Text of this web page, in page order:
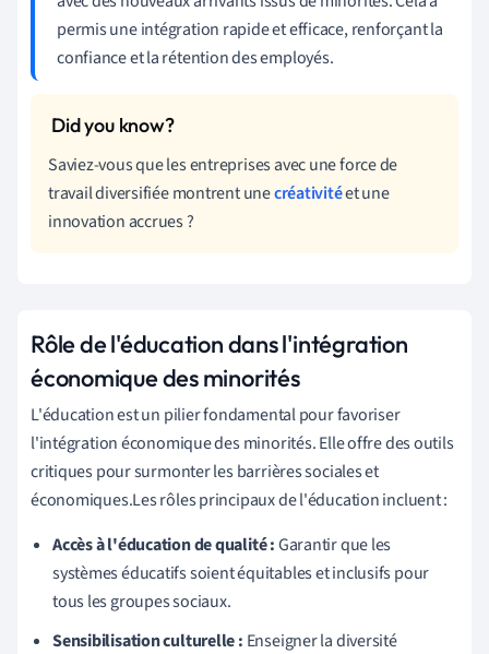
permis une intégration rapide et efficace, renforçant la
confiance et la rétention des employés.
Saviez-vous que les entreprises avec une force de
travail diversifiée montrent unecréativitéet une
innovation accrues ?
Rôle de l'éducation dans l'intégration
économique des minorités
L'éducation est un pilier fondamental pour favoriser
l'intégration économique des minorités. Elle offre des outils
critiques pour surmonter les barrières sociales et
économiques.Les rôles principaux de l'éducation incluent :
Accès à l'éducation de qualité :Garantir que les
systèmes éducatifs soient équitables et inclusifs pour
tous les groupes sociaux.
Sensibilisation culturelle : Enseigner la diversité